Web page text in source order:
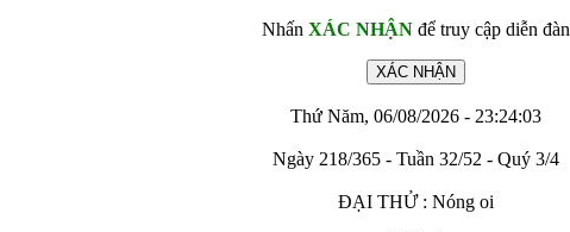
Nhấn XÁC NHẬNđể truy cập diễn đàn
Thứ Năm, 06/08/2026 - 23:24:03
Ngày 218/365 - Tuần 32/52 - Quý 3/4
ĐẠI THỬ : Nóng oi